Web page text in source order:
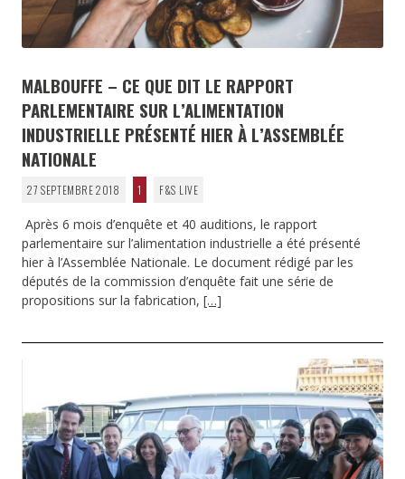
MALBOUFFE – CE QUE DIT LE RAPPORT
PARLEMENTAIRE SUR L’ALIMENTATION
INDUSTRIELLE PRÉSENTÉ HIER À L’ASSEMBLÉE
NATIONALE
27 SEPTEMBRE 2018 1 F&S LIVE
Après 6 mois d’enquête et 40 auditions, le rapport
parlementaire sur l’alimentation industrielle a été présenté
hier à l’Assemblée Nationale. Le document rédigé par les
députés de la commission d’enquête fait une série de
propositions sur la fabrication, […]